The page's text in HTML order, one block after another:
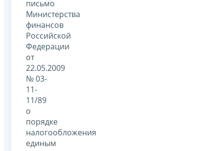
письмо
Министерства
финансов
Российской
Федерации
от
22.05.2009
№ 03-
11-
11/89
о
порядке
налогообложения
единым